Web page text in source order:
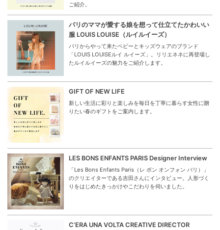
ご紹介。
パリのママが愛する娘を想って仕立てたかわいい
服 LOUIS LOUISE（ルイルイーズ）
パリからやって来たベビーとキッズウェアのブランド
「LOUIS LOUISEルイ ルイーズ」。リリエネネに再登場し
たルイルイーズの魅力をご紹介します。
GIFT OF NEW LIFE
新しい生活に彩りと楽しみを毎日を丁寧に暮らす女性に贈
りたい春のギフトをご案内します。
LES BONS ENFANTS PARIS Designer Interview
「Les Bons Enfants Paris（レ ボン オンフォン パリ）」
のクリエイターである吉田さんにインタビュー。人形づく
りをはじめたきっかけやこだわりを伺いました。
C’ERA UNA VOLTA CREATIVE DIRECTOR